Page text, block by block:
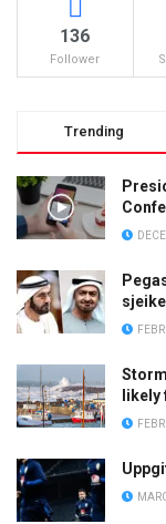
136
Follower
Trending